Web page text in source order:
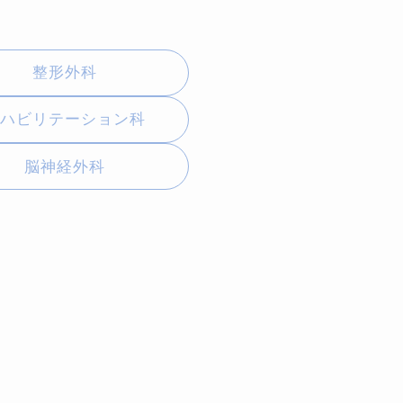
整形外科
ビリテーション科
脳神経外科